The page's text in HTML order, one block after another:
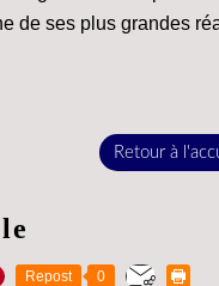
de ses plus grandes
Retour à
Repost 0